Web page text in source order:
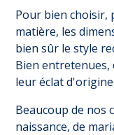
Pour bien choisir,
matière, les
bien sûr le style
Bien entretenues,
leur éclat
Beaucoup de nos
naissance, de